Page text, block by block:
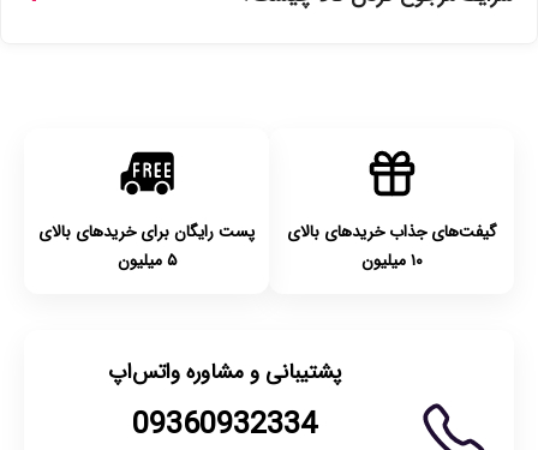
گیفت‌های جذاب خریدهای بالای
۱۰ میلیون
پست رایگان برای خریدهای بالای
۵ میلیون
پشتیبانی و مشاوره واتس‌اپ
09360932334